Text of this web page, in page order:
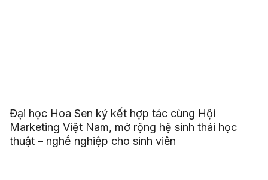
Đại học Hoa Sen ký kết hợp tác cùng Hội
Marketing Việt Nam, mở rộng hệ sinh thái học
thuật – nghề nghiệp cho sinh viên